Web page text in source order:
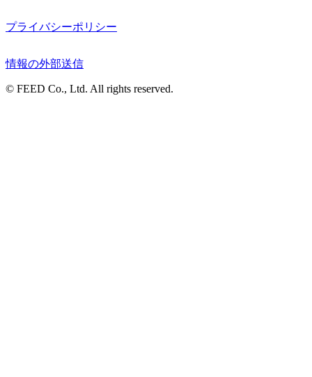
プライバシーポリシー
情報の外部送信
© FEED Co., Ltd. All rights reserved.